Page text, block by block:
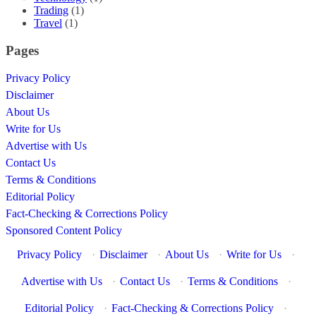
Trading (1)
Travel (1)
Pages
Privacy Policy
Disclaimer
About Us
Write for Us
Advertise with Us
Contact Us
Terms & Conditions
Editorial Policy
Fact-Checking & Corrections Policy
Sponsored Content Policy
Privacy Policy
· Disclaimer · About Us · Write for Us ·
Advertise with Us · Contact Us · Terms & Conditions ·
Editorial Policy · Fact-Checking & Corrections Policy ·